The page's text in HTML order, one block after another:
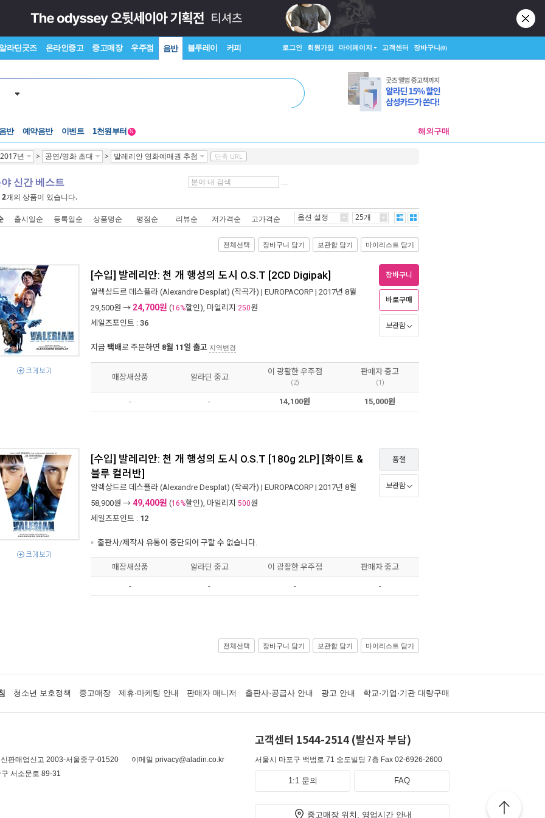
라딘굿즈 온라인중고 중고매장 우주점 음반 블루레이 커피 로그인 회원가입 마이페이지 고객센터 장바구니(0)
반 예약음반 이벤트
1천원부터
N 해외구매
2017년 > 공연/영화 초대 > 발레리안 영화예매권 추첨 단축 URL
신간 베스트
2개의 상품이 있습니다.
출시일순 등록일순 상품명순 평점순 리뷰순 저가격순 고가격순 옵션 설정 25개
전체선택 장바구니 담기 보관함 담기 마이리스트 담기
[수입] 발레리안: 천 개 행성의 도시 O.S.T [2CD Digipak]
알렉상드르 데스플라 (Alexandre Desplat) (작곡가) | EUROPACORP | 2017년 8월
29,500원 → 24,700원 (16%할인), 마일리지 250원
세일즈포인트 : 36
지금 택배로 주문하면 8월 11일 출고 지역변경
장바구니
바로구매
보관함
매장새상품 알라딘 중고
이 광활한 우주점
(2)
판매자 중고
(1)
- - 14,100원 15,000원
[수입] 발레리안: 천 개 행성의 도시 O.S.T [180g 2LP] [화이트 &
블루 컬러반]
알렉상드르 데스플라 (Alexandre Desplat) (작곡가) | EUROPACORP | 2017년 8월
58,900원 → 49,400원 (16%할인), 마일리지 500원
세일즈포인트 : 12
출판사/제작사 유통이 중단되어 구할 수 없습니다.
품절
보관함
매장새상품 알라딘 중고 이 광활한 우주점 판매자 중고
- - - -
전체선택 장바구니 담기 보관함 담기 마이리스트 담기
청소년 보호정책 중고매장 제휴·마케팅 안내 판매자 매니저 출판사·공급사 안내 광고 안내 학교·기업·기관 대량구매
판매업신고 2003-서울중구-01520
이메일 privacy@aladin.co.kr
서소문로 89-31
고객센터 1544-2514 (발신자 부담)
서울시 마포구 백범로 71 숨도빌딩 7층 Fax 02-6926-2600
1:1 문의 FAQ
중고매장 위치, 영업시간 안내